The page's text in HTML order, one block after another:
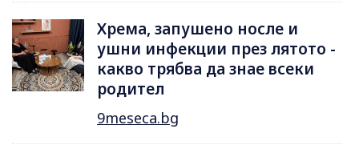
Хрема, запушено носле и
ушни инфекции през лятотo -
какво трябва да знае всеки
родител
9meseca.bg